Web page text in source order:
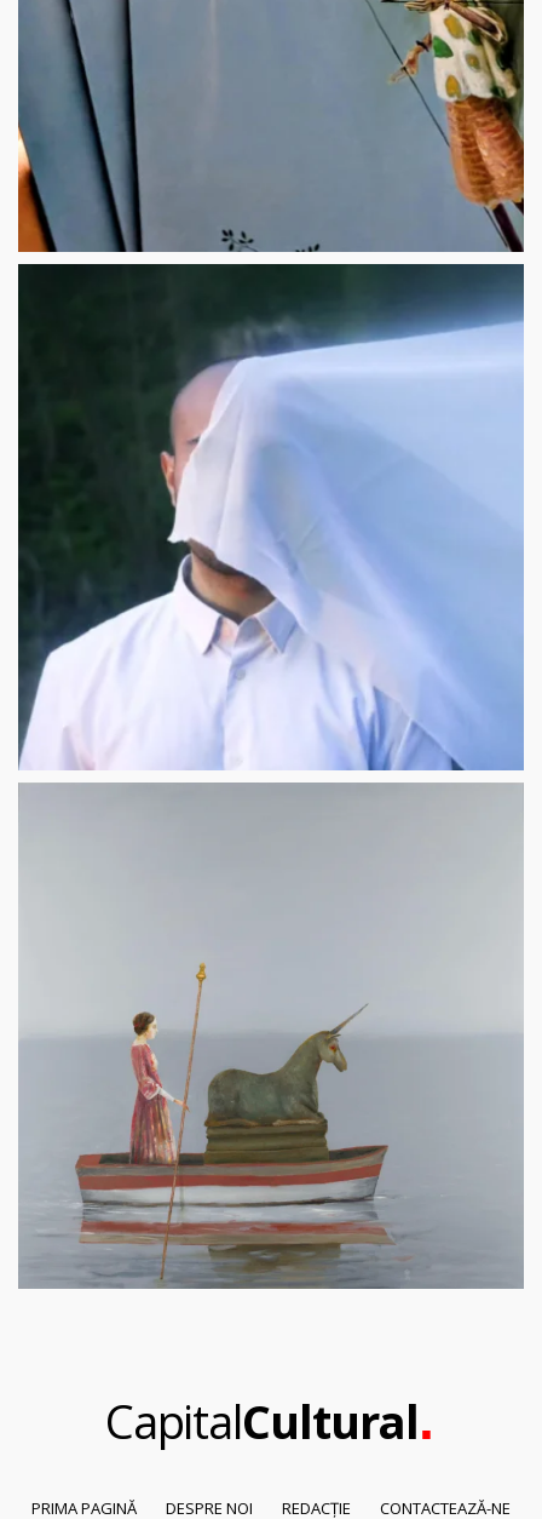
CapitalCultural.
PRIMA PAGINĂ DESPRE NOI REDACȚIE CONTACTEAZĂ-NE